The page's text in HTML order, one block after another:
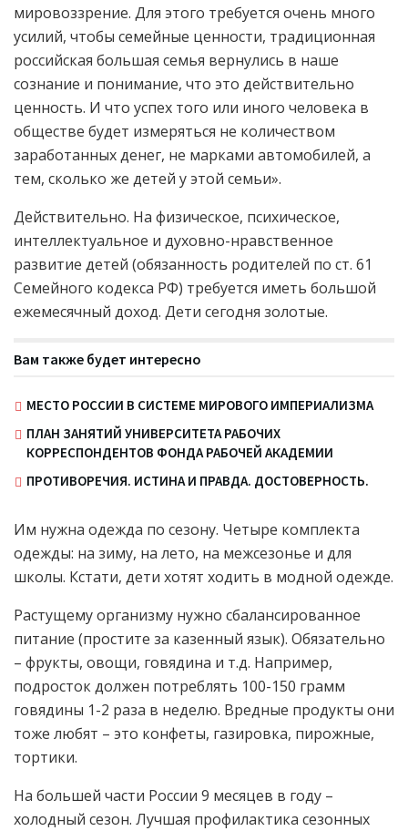
мировоззрение. Для этого требуется очень много
усилий, чтобы семейные ценности, традиционная
российская большая семья вернулись в наше
сознание и понимание, что это действительно
ценность. И что успех того или иного человека в
обществе будет измеряться не количеством
заработанных денег, не марками автомобилей, а
тем, сколько же детей у этой семьи».
Действительно. На физическое, психическое,
интеллектуальное и духовно-нравственное
развитие детей (обязанность родителей по ст. 61
Семейного кодекса РФ) требуется иметь большой
ежемесячный доход. Дети сегодня золотые.
Вам также будет интересно
МЕСТО РОССИИ В СИСТЕМЕ МИРОВОГО ИМПЕРИАЛИЗМА
ПЛАН ЗАНЯТИЙ УНИВЕРСИТЕТА РАБОЧИХ
КОРРЕСПОНДЕНТОВ ФОНДА РАБОЧЕЙ АКАДЕМИИ
ПРОТИВОРЕЧИЯ. ИСТИНА И ПРАВДА. ДОСТОВЕРНОСТЬ.
Им нужна одежда по сезону. Четыре комплекта
одежды: на зиму, на лето, на межсезонье и для
школы. Кстати, дети хотят ходить в модной одежде.
Растущему организму нужно сбалансированное
питание (простите за казенный язык). Обязательно
– фрукты, овощи, говядина и т.д. Например,
подросток должен потреблять 100-150 грамм
говядины 1-2 раза в неделю. Вредные продукты они
тоже любят – это конфеты, газировка, пирожные,
тортики.
На большей части России 9 месяцев в году –
холодный сезон. Лучшая профилактика сезонных